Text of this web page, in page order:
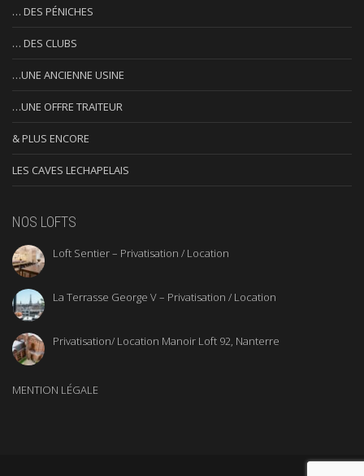
… DES PÉNICHES
… DES CLUBS
…UNE ANCIENNE USINE
…UNE OFFRE TRAITEUR
& PLUS ENCORE
LES CAVES LECHAPELAIS
NOS LOFTS
Loft Sentier – Privatisation / Location
La Terrasse George V – Privatisation / Location
Privatisation/ Location Manoir Loft 92, Nanterre
MENTION LÉGALE